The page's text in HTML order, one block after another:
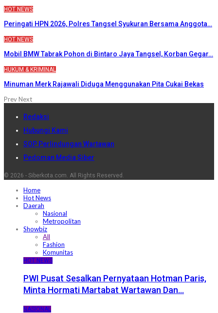
HOT NEWS
Peringati HPN 2026, Polres Tangsel Syukuran Bersama Anggota…
HOT NEWS
Mobil BMW Tabrak Pohon di Bintaro Jaya Tangsel, Korban Gegar…
HUKUM & KRIMINAL
Minuman Merk Rajawali Diduga Menggunakan Pita Cukai Bekas
PrevNext
Redaksi
Hubungi Kami
SOP Perlindungan Wartawan
Pedoman Media Siber
© 2026 - Siberkota.com. All Rights Reserved.
Home
Hot News
Daerah
Nasional
Metropolitan
Showbiz
All
Fashion
Komunitas
HOT NEWS
PWI Pusat Sesalkan Pernyataan Hotman Paris,
Minta Hormati Martabat Wartawan Dan…
NASIONAL